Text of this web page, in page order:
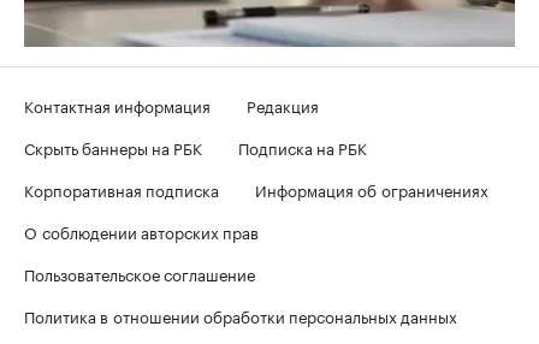
Контактная информация
Редакция
Скрыть баннеры на РБК
Подписка на РБК
Корпоративная подписка
Информация об ограничениях
О соблюдении авторских прав
Пользовательское соглашение
Политика в отношении обработки персональных данных